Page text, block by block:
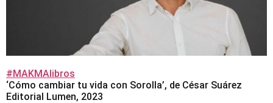
#MAKMAlibros
‘Cómo cambiar tu vida con Sorolla’, de César Suárez
Editorial Lumen, 2023